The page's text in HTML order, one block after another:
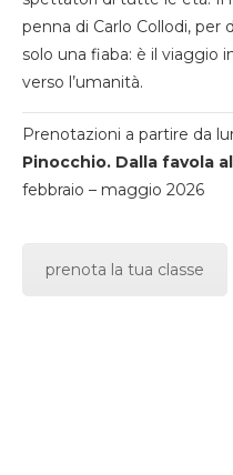
penna di Carlo Collodi, per
solo una fiaba: è il viaggio
verso l’umanità.
Prenotazioni a partire da
Pinocchio. Dalla favola
febbraio – maggio 2026
prenota la tua classe